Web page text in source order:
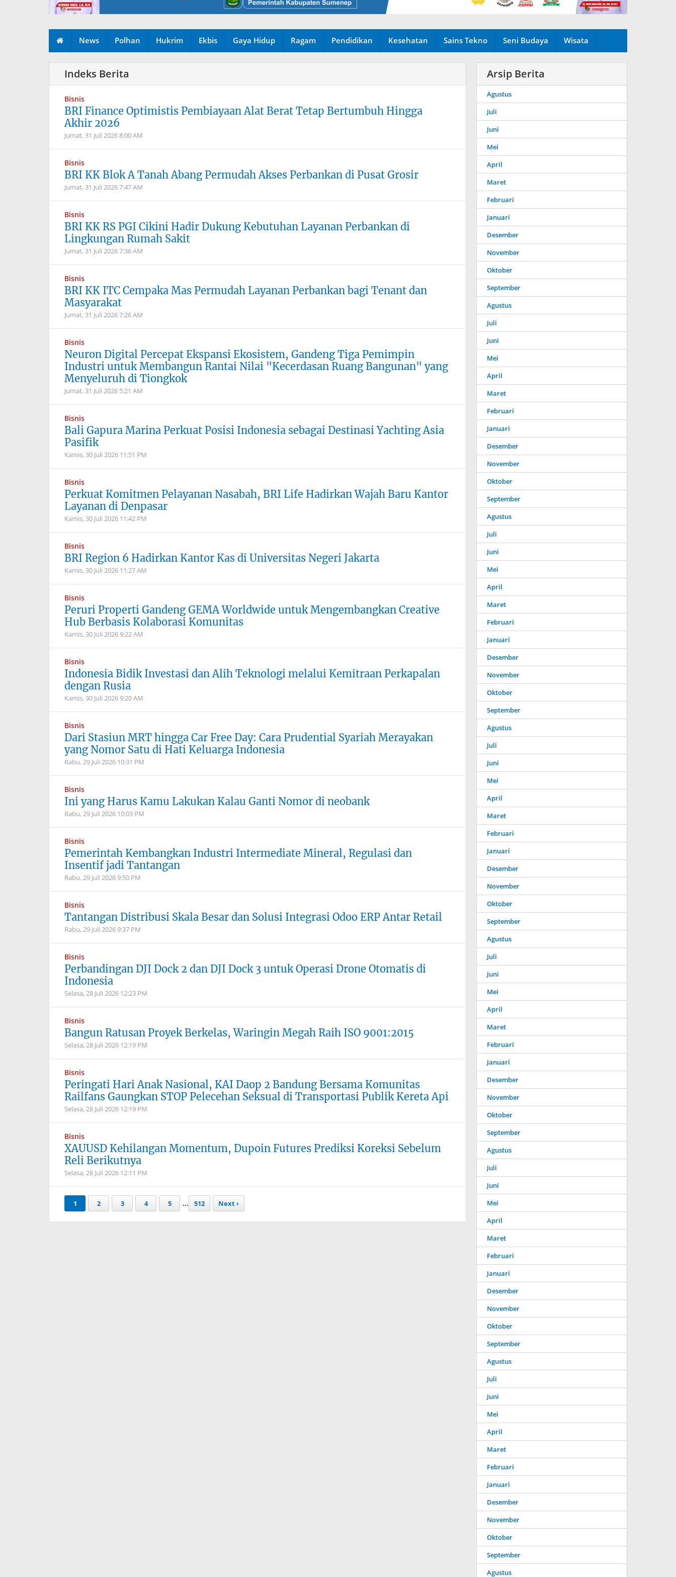
News Polhan Hukrim Ekbis Gaya Hidup Ragam Pendidikan Kesehatan Sains Tekno Seni Budaya Wisata
Bisnis
BRI Finance Optimistis Pembiayaan Alat Berat Tetap Bertumbuh Hingga
Akhir 2026
Jumat, 31 Juli 20268:00 AM
Bisnis
BRI KK Blok A Tanah Abang Permudah Akses Perbankan di Pusat Grosir
Jumat, 31 Juli 20267:47 AM
Bisnis
BRI KK RS PGI Cikini Hadir Dukung Kebutuhan Layanan Perbankan di
Lingkungan Rumah Sakit
Jumat, 31 Juli 20267:36 AM
Bisnis
BRI KK ITC Cempaka Mas Permudah Layanan Perbankan bagi Tenant dan
Masyarakat
Jumat, 31 Juli 20267:26 AM
Bisnis
Neuron Digital Percepat Ekspansi Ekosistem, Gandeng Tiga Pemimpin
Industri untuk Membangun Rantai Nilai "Kecerdasan Ruang Bangunan" yang
Menyeluruh di Tiongkok
Jumat, 31 Juli 2026 5:21 AM
Bisnis
Bali Gapura Marina Perkuat Posisi Indonesia sebagai Destinasi Yachting Asia
Pasifik
Kamis, 30 Juli 2026 11:51 PM
Bisnis
Perkuat Komitmen Pelayanan Nasabah, BRI Life Hadirkan Wajah Baru Kantor
Layanan di Denpasar
Kamis, 30 Juli 2026 11:42 PM
Bisnis
BRI Region 6 Hadirkan Kantor Kas di Universitas Negeri Jakarta
Kamis, 30 Juli 2026 11:27 AM
Bisnis
Peruri Properti Gandeng GEMA Worldwide untuk Mengembangkan Creative
Hub Berbasis Kolaborasi Komunitas
Kamis, 30 Juli 20269:22 AM
Bisnis
Indonesia Bidik Investasi dan Alih Teknologi melalui Kemitraan Perkapalan
dengan Rusia
Kamis, 30 Juli 20269:20 AM
Bisnis
Dari Stasiun MRT hingga Car Free Day: Cara Prudential Syariah Merayakan
yang Nomor Satu di Hati Keluarga Indonesia
Rabu, 29 Juli 2026 10:31 PM
Bisnis
Ini yang Harus Kamu Lakukan Kalau Ganti Nomor di neobank
Rabu, 29 Juli 2026 10:03 PM
Bisnis
Pemerintah Kembangkan Industri Intermediate Mineral, Regulasi dan
Insentif jadi Tantangan
Rabu, 29 Juli 20269:50 PM
Bisnis
Tantangan Distribusi Skala Besar dan Solusi Integrasi Odoo ERP Antar Retail
Rabu, 29 Juli 20269:37 PM
Bisnis
Perbandingan DJI Dock 2 dan DJI Dock 3 untuk Operasi Drone Otomatis di
Indonesia
Selasa, 28 Juli 2026 12:23 PM
Bisnis
Bangun Ratusan Proyek Berkelas, Waringin Megah Raih ISO 9001:2015
Selasa, 28 Juli 2026 12:19 PM
Bisnis
Peringati Hari Anak Nasional, KAI Daop 2 Bandung Bersama Komunitas
Railfans Gaungkan STOP Pelecehan Seksual di Transportasi Publik Kereta Api
Selasa, 28 Juli 2026 12:19 PM
Bisnis
XAUUSD Kehilangan Momentum, Dupoin Futures Prediksi Koreksi Sebelum
Reli Berikutnya
Selasa, 28 Juli 2026 12:11 PM
1 2 3 4 5 ... 512 Next ›
Arsip Berita
Agustus
Juli
Juni
Mei
April
Maret
Februari
Januari
Desember
November
Oktober
September
Agustus
Juli
Juni
Mei
April
Maret
Februari
Januari
Desember
November
Oktober
September
Agustus
Juli
Juni
Mei
April
Maret
Februari
Januari
Desember
November
Oktober
September
Agustus
Juli
Juni
Mei
April
Maret
Februari
Januari
Desember
November
Oktober
September
Agustus
Juli
Juni
Mei
April
Maret
Februari
Januari
Desember
November
Oktober
September
Agustus
Juli
Juni
Mei
April
Maret
Februari
Januari
Desember
November
Oktober
September
Agustus
Juli
Juni
Mei
April
Maret
Februari
Januari
Desember
November
Oktober
September
Agustus